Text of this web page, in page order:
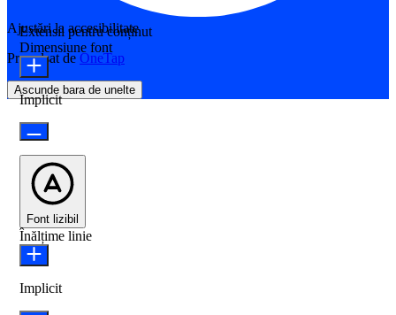
Ajustări la accesibilitate
Propulsat de OneTap
Ascunde bara de unelte
Extensii pentru conținut
Dimensiune font
Implicit
Font lizibil
Înălțime linie
Implicit